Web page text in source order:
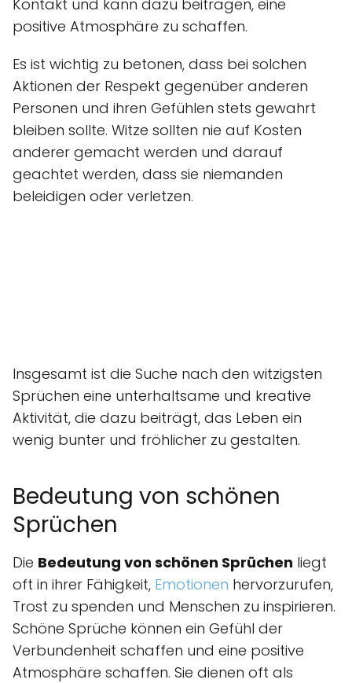
Kontakt und kann dazu beitragen, eine
positive Atmosphäre zu schaffen.
Es ist wichtig zu betonen, dass bei solchen
Aktionen der Respekt gegenüber anderen
Personen und ihren Gefühlen stets gewahrt
bleiben sollte. Witze sollten nie auf Kosten
anderer gemacht werden und darauf
geachtet werden, dass sie niemanden
beleidigen oder verletzen.
Insgesamt ist die Suche nach den witzigsten
Sprüchen eine unterhaltsame und kreative
Aktivität, die dazu beiträgt, das Leben ein
wenig bunter und fröhlicher zu gestalten.
Bedeutung von schönen
Sprüchen
Die Bedeutung von schönen Sprüchen liegt
oft in ihrer Fähigkeit, Emotionen hervorzurufen,
Trost zu spenden und Menschen zu inspirieren.
Schöne Sprüche können ein Gefühl der
Verbundenheit schaffen und eine positive
Atmosphäre schaffen. Sie dienen oft als